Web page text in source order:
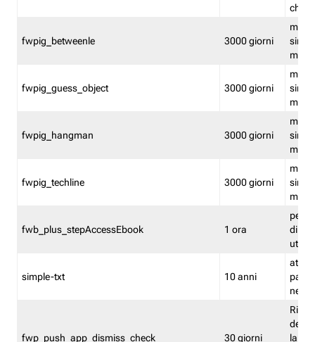
fwpig_betweenle 3000 giorni
fwpig_guess_object 3000 giorni
fwpig_hangman 3000 giorni
fwpig_techline 3000 giorni
fwb_plus_stepAccessEbook 1 ora
di un
simple-txt 10 anni
attiva
fwp_push_app_dismiss_check 30 giorni
la